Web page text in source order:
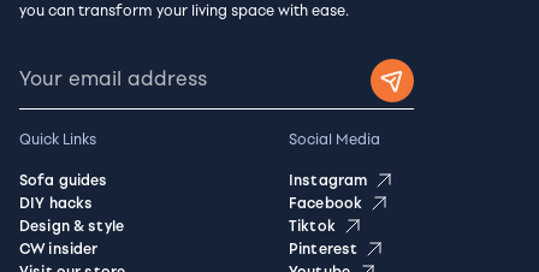
you can transform your living space with ease.
Quick Links
Sofa guides
DIY hacks
Design & style
CW insider
Social Media
Instagram
Facebook
Tiktok
Pinterest